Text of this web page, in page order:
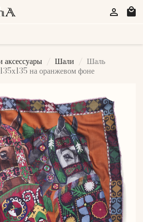
local_mall

аксессуары Шали
Шаль
на оранжевом фоне